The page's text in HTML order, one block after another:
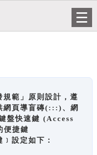
範」原則設計，遵
網頁導盲磚(:::)、網
盤快速鍵 (Access
便捷鍵
設定如下：